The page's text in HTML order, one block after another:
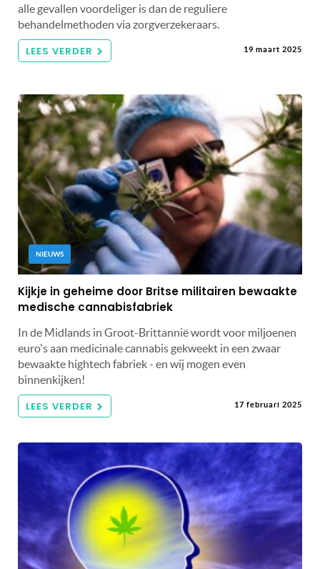
alle gevallen voordeliger is dan de reguliere
behandelmethoden via zorgverzekeraars.
LEES VERDER 19 maart 2025
NIEUWS
Kijkje in geheime door Britse militairen bewaakte
medische cannabisfabriek
In de Midlands in Groot-Brittannië wordt voor miljoenen
euro's aan medicinale cannabis gekweekt in een zwaar
bewaakte hightech fabriek - en wij mogen even
binnenkijken!
LEES VERDER 17 februari 2025